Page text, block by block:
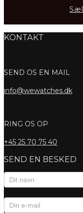
KONTAKT
SEND OS EN MAIL
info@wewatches.dk
RING OS OP
+45 25 70 75 40
SEND EN BESKED
Kontaktformular